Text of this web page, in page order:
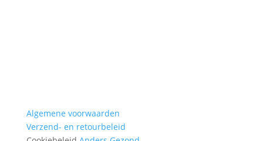
Algemene voorwaarden
Verzend- en retourbeleid